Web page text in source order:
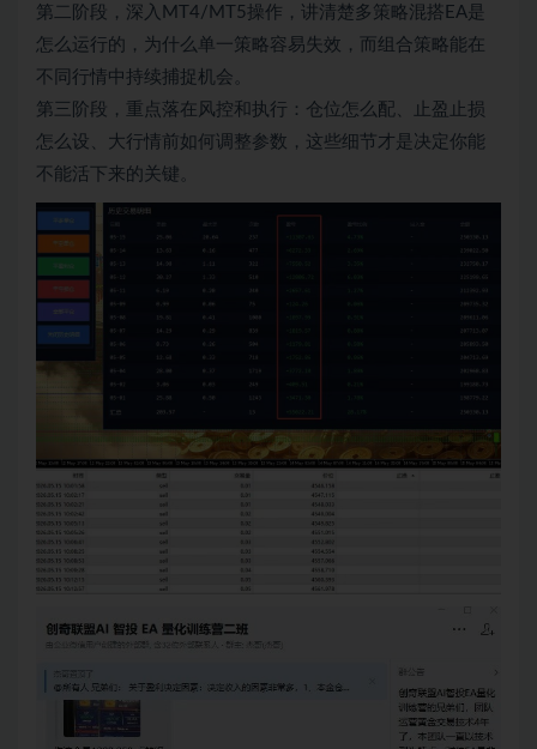
第二阶段，深入MT4/MT5操作，讲清楚多策略混搭EA是
怎么运行的，为什么单一策略容易失效，而组合策略能在
不同行情中持续捕捉机会。
第三阶段，重点落在风控和执行：仓位怎么配、止盈止损
怎么设、大行情前如何调整参数，这些细节才是决定你能
不能活下来的关键。